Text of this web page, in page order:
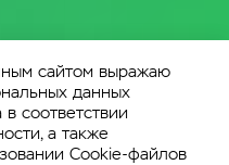
сайтом выражаю
данных
соответствии
, а также
Cookie-файлов